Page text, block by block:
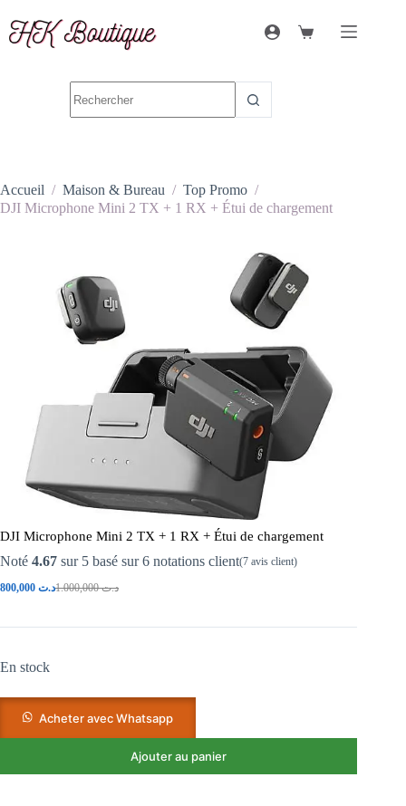
Accueil / Maison & Bureau / Top Promo /
DJI Microphone Mini 2 TX + 1 RX + Étui de chargement
DJI Microphone Mini 2 TX + 1 RX + Étui de chargement
Noté 4.67 sur 5 basé sur6 notations client(7 avis client)
د.ت1.000,000 د.ت
En stock
Acheter avec Whatsapp
Ajouter au panier